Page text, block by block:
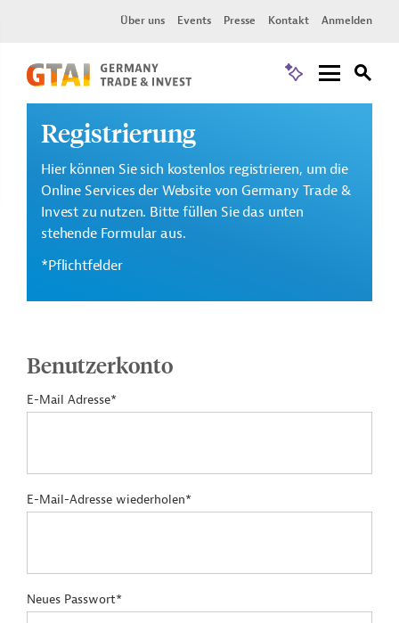
Über uns Events Presse Kontakt Anmelden
Registrierung
Hier können Sie sich kostenlos registrieren, um die
Online Services der Website von Germany Trade &
Invest zu nutzen. Bitte füllen Sie das unten
stehende Formular aus.
*Pflichtfelder
Benutzerkonto
E-Mail Adresse*
E-Mail-Adresse wiederholen*
Neues Passwort*